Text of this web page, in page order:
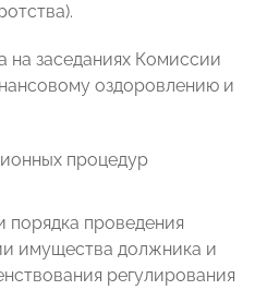
на заседаниях Комиссии
оздоровлению и
процедур
порядка проведения
имущества должника и
регулирования